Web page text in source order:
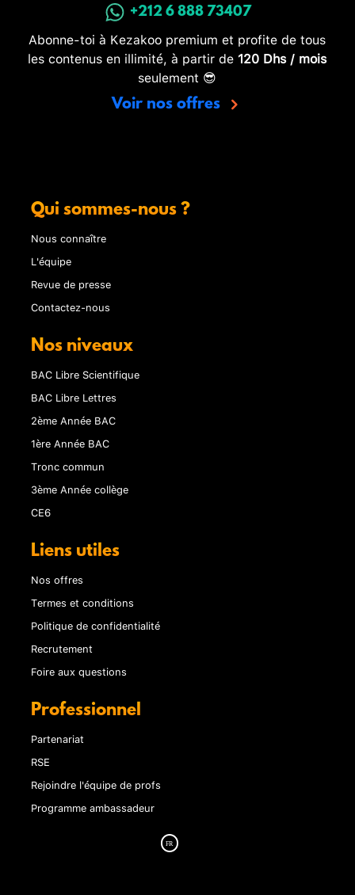
+212 6 888 73407
Abonne-toi à Kezakoo premium et profite de tous
les contenus en illimité, à partir de 120 Dhs / mois
seulement 😎
Voir nos offres
Qui sommes-nous ?
Nous connaître
L'équipe
Revue de presse
Contactez-nous
Nos niveaux
BAC Libre Scientifique
BAC Libre Lettres
2ème Année BAC
1ère Année BAC
Tronc commun
3ème Année collège
CE6
Liens utiles
Nos offres
Termes et conditions
Politique de confidentialité
Recrutement
Foire aux questions
Professionnel
Partenariat
RSE
Rejoindre l'équipe de profs
Programme ambassadeur